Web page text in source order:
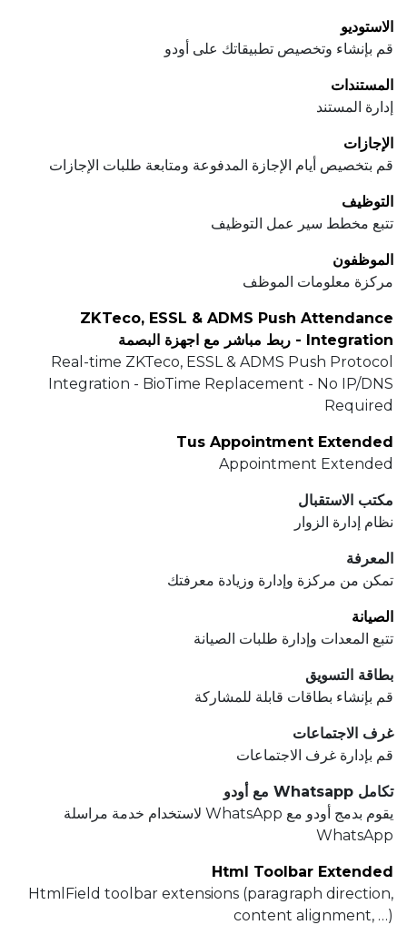
الاستوديو
قم بإنشاء وتخصيص تطبيقاتك على أودو
المستندات
إدارة المستند
الإجازات
قم بتخصيص أيام الإجازة المدفوعة ومتابعة طلبات الإجازات
التوظيف
تتبع مخطط سير عمل التوظيف
الموظفون
مركزة معلومات الموظف
ZKTeco, ESSL & ADMS Push Attendance
Integration - ربط مباشر مع اجهزة البصمة
Real-time ZKTeco, ESSL & ADMS Push Protocol
Integration - BioTime Replacement - No IP/DNS
Required
Tus Appointment Extended
Appointment Extended
مكتب الاستقبال
نظام إدارة الزوار
المعرفة
تمكن من مركزة وإدارة وزيادة معرفتك
الصيانة
تتبع المعدات وإدارة طلبات الصيانة
بطاقة التسويق
قم بإنشاء بطاقات قابلة للمشاركة
غرف الاجتماعات
قم بإدارة غرف الاجتماعات
تكامل Whatsapp مع أودو
يقوم بدمج أودو مع WhatsApp لاستخدام خدمة مراسلة
WhatsApp
Html Toolbar Extended
HtmlField toolbar extensions (paragraph direction,
content alignment, …)